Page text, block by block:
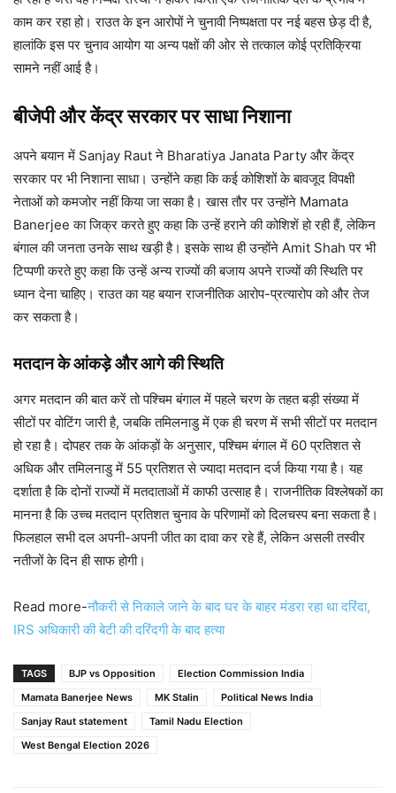
काम कर रहा हो। राउत के इन आरोपों ने चुनावी निष्पक्षता पर नई बहस छेड़ दी है,
हालांकि इस पर चुनाव आयोग या अन्य पक्षों की ओर से तत्काल कोई प्रतिक्रिया
सामने नहीं आई है।
बीजेपी और केंद्र सरकार पर साधा निशाना
अपने बयान में Sanjay Raut ने Bharatiya Janata Party और केंद्र
सरकार पर भी निशाना साधा। उन्होंने कहा कि कई कोशिशों के बावजूद विपक्षी
नेताओं को कमजोर नहीं किया जा सका है। खास तौर पर उन्होंने Mamata
Banerjee का जिक्र करते हुए कहा कि उन्हें हराने की कोशिशें हो रही हैं, लेकिन
बंगाल की जनता उनके साथ खड़ी है। इसके साथ ही उन्होंने Amit Shah पर भी
टिप्पणी करते हुए कहा कि उन्हें अन्य राज्यों की बजाय अपने राज्यों की स्थिति पर
ध्यान देना चाहिए। राउत का यह बयान राजनीतिक आरोप-प्रत्यारोप को और तेज
कर सकता है।
मतदान के आंकड़े और आगे की स्थिति
अगर मतदान की बात करें तो पश्चिम बंगाल में पहले चरण के तहत बड़ी संख्या में
सीटों पर वोटिंग जारी है, जबकि तमिलनाडु में एक ही चरण में सभी सीटों पर मतदान
हो रहा है। दोपहर तक के आंकड़ों के अनुसार, पश्चिम बंगाल में 60 प्रतिशत से
अधिक और तमिलनाडु में 55 प्रतिशत से ज्यादा मतदान दर्ज किया गया है। यह
दर्शाता है कि दोनों राज्यों में मतदाताओं में काफी उत्साह है। राजनीतिक विश्लेषकों का
मानना है कि उच्च मतदान प्रतिशत चुनाव के परिणामों को दिलचस्प बना सकता है।
फिलहाल सभी दल अपनी-अपनी जीत का दावा कर रहे हैं, लेकिन असली तस्वीर
नतीजों के दिन ही साफ होगी।
Read more-नौकरी से निकाले जाने के बाद घर के बाहर मंडरा रहा था दरिंदा,
IRS अधिकारी की बेटी की दरिंदगी के बाद हत्या
TAGS BJP vs Opposition
Election Commission India
Mamata Banerjee News
MK Stalin
Political News India
Sanjay Raut statement
Tamil Nadu Election
West Bengal Election 2026